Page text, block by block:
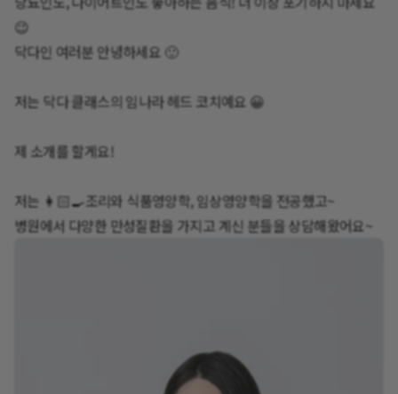
😉
닥다인 여러분 안녕하세요 🙂
저는 닥다 클래스의 임나라 헤드 코치예요 😀
제 소개를 할게요!
저는 👩🏻‍🍳조리와 식품영양학, 임상영양학을 전공했고~